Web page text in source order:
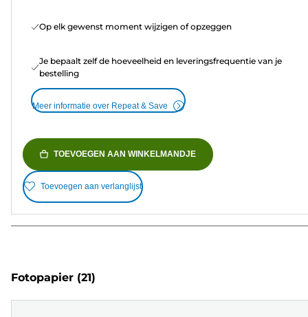
Op elk gewenst moment wijzigen of opzeggen
Je bepaalt zelf de hoeveelheid en leveringsfrequentie van je
bestelling
Meer informatie over Repeat & Save
TOEVOEGEN AAN WINKELMANDJE
Toevoegen aan verlanglijst
Fotopapier (21)